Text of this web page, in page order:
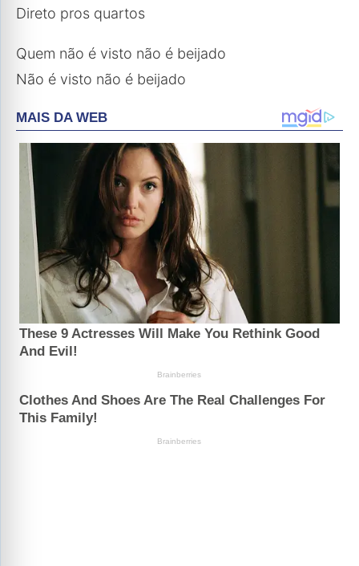
Direto pros quartos
Quem não é visto não é beijado
Não é visto não é beijado